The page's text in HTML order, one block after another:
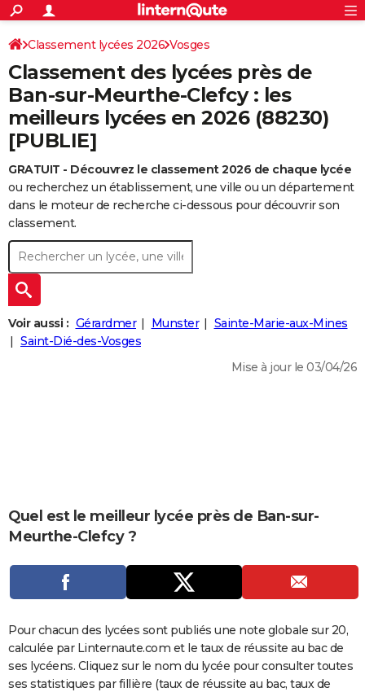
ACTUALITÉS
Politique
Société
Faits Divers
Education
Monde
Villes
+
SPORT
Coupe du monde 2026
Football
Tennis
Cyclisme
Rugby
Forum
Programme TV
TNT
Streaming
Cinéma
Sorties cinéma
Musique
+
FINANCE
Retraite
Impôts
Epargne
Immobilier
Risques naturels par ville
Banque
Assurance
Crédit
AUTO
Réserver un essai
Citadines
Berlines
Forum auto
HIGH-TECH
BRICOLAGE
Aménagement intérieur
Cuisine
Jardinage
+ WEEK-END
Guides de France
Escapades
Patrimoine
Expositions
Musées
Week-end nature
+
LIFESTYLE
SANTE
Alimentation
Guide de la santé
Maladies
Médicaments
Sommeil
Carte de Noël
Carte Bonne année
Carte Saint-Valentin
Carte Pâques
Carte d'anniversaire
DICTIONNAIRE
Dictionnaire
Biographies
Citations
Expressions
Proverbes
COPAINS D'AVANT
FORUM
Bricolage
Lifestyle
Culture
Television
Voyage
Cinema
S'inscrire
Connexion
Classement lycées 2026 Vosges
Classement des lycées près de
Ban-sur-Meurthe-Clefcy : les
meilleurs lycées en 2026 (88230)
[PUBLIE]
GRATUIT - Découvrez le classement 2026 de chaque lycée
ou recherchez un établissement, une ville ou un département
dans le moteur de recherche ci-dessous pour découvrir son
classement.
Voir aussi : Gérardmer Munster
Sainte-Marie-aux-Mines
Saint-Dié-des-Vosges
Mise à jour le 03/04/26
Quel est le meilleur lycée près de Ban-sur-
Meurthe-Clefcy ?
Pour chacun des lycées sont publiés une note globale sur 20,
calculée par Linternaute.com et le taux de réussite au bac de
ses lycéens. Cliquez sur le nom du lycée pour consulter toutes
ses statistiques par fillière (taux de réussite au bac, taux de